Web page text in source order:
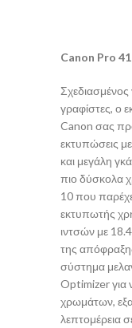
Canon Pro
γραφίστες, ο
Canon σας
εκτυπώσεις
και μεγάλη
πιο δύσκολα
10 που
εκτυπωτής
ιντσών με
της
σύστημα
Optimizer για
χρωμάτων,
λεπτομέρεια